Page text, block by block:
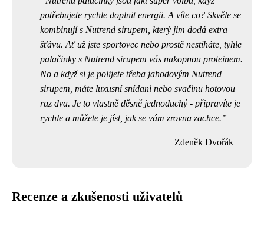
potřebujete rychle doplnit energii. A víte co? Skvěle se
kombinují s Nutrend sirupem , který jim dodá extra
šťávu. Ať už jste sportovec nebo prostě nestíháte, tyhle
palačinky s Nutrend sirupem vás nakopnou proteinem.
No a když si je polijete třeba jahodovým Nutrend
sirupem, máte luxusní snídani nebo svačinu hotovou
raz dva. Je to vlastně děsně jednoduchý - připravíte je
rychle a můžete je jíst, jak se vám zrovna zachce.
Zdeněk Dvořák
Recenze a zkušenosti uživatelů